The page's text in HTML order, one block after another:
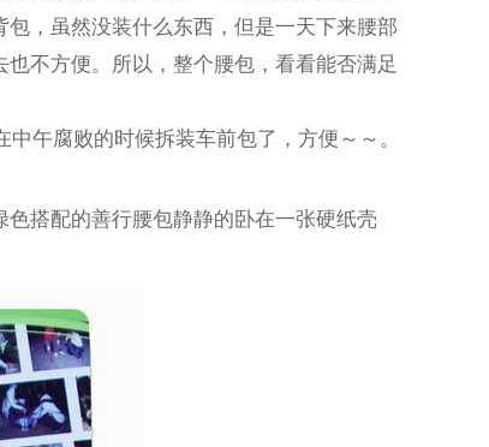
，虽然没装什么东西，但是一天下来腰部
不方便。所以，整个腰包，看看能否满足
午腐败的时候拆装车前包了，方便～～。
搭配的善行腰包静静的卧在一张硬纸壳